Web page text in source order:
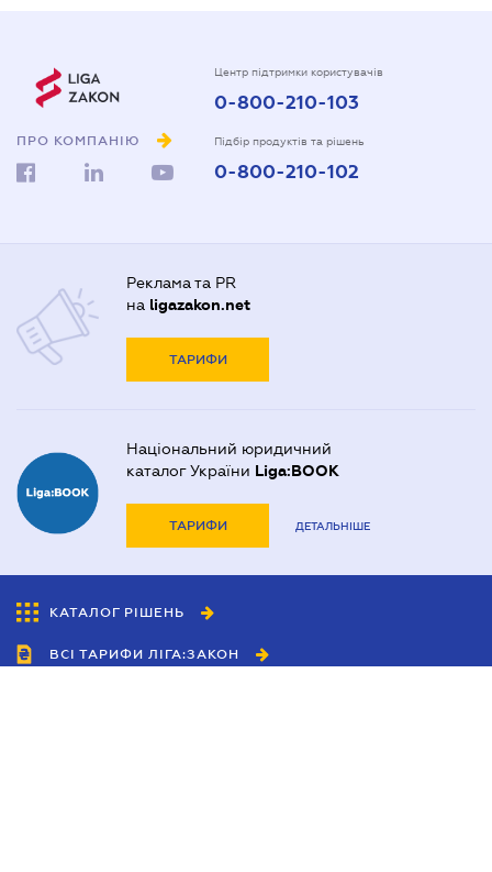
ПРО КОМПАНІЮ
Центр підтримки користувачів
0-800-210-103
Підбір продуктів та рішень
0-800-210-102
Реклама та PR
на ligazakon.net
ТАРИФИ
Національний юридичний
каталог України Liga:BOOK
ТАРИФИ ДЕТАЛЬНІШЕ
КАТАЛОГ РІШЕНЬ
ВСІ ТАРИФИ ЛІГА:ЗАКОН